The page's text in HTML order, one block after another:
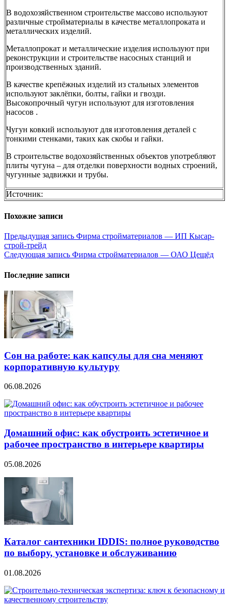
В водохозяйственном строительстве массово используют
различные стройматериалы в качестве металлопроката и
металлических изделий.
Металлопрокат и металлические изделия используют при
реконструкции и строительстве насосных станций и
производственных зданий.
В качестве крепёжных изделий из стальных элементов
используют заклёпки, болты, гайки и гвозди.
Высокопрочный чугун используют для изготовления
насосов .
Чугун ковкий используют для изготовления деталей с
тонкими стенками, таких как скобы и гайки.
В строительстве водохозяйственных объектов употребляют
плиты чугуна – для отделки поверхности водных строений,
чугунные задвижки и трубы.
Источник:
Похожие записи
Навигация
по
Предыдущая запись Фирма стройматериалов — ИП Кысар-
строй-трейд
Следующая запись Фирма стройматериалов — ОАО Цещёд
Последние записи
Сон на работе: как капсулы для сна меняют
корпоративную культуру
06.08.2026
Домашний офис: как обустроить эстетичное и
рабочее пространство в интерьере квартиры
05.08.2026
Каталог сантехники IDDIS: полное руководство
по выбору, установке и обслуживанию
01.08.2026